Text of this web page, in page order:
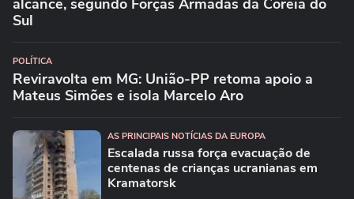
alcance, segundo Forças Armadas da Coreia do
Sul
POLÍTICA
Reviravolta em MG: União-PP retoma apoio a
Mateus Simões e isola Marcelo Aro
AS PRINCIPAIS NOTÍCIAS DA EUROPA
Escalada russa força evacuação de
centenas de crianças ucranianas em
Kramatorsk